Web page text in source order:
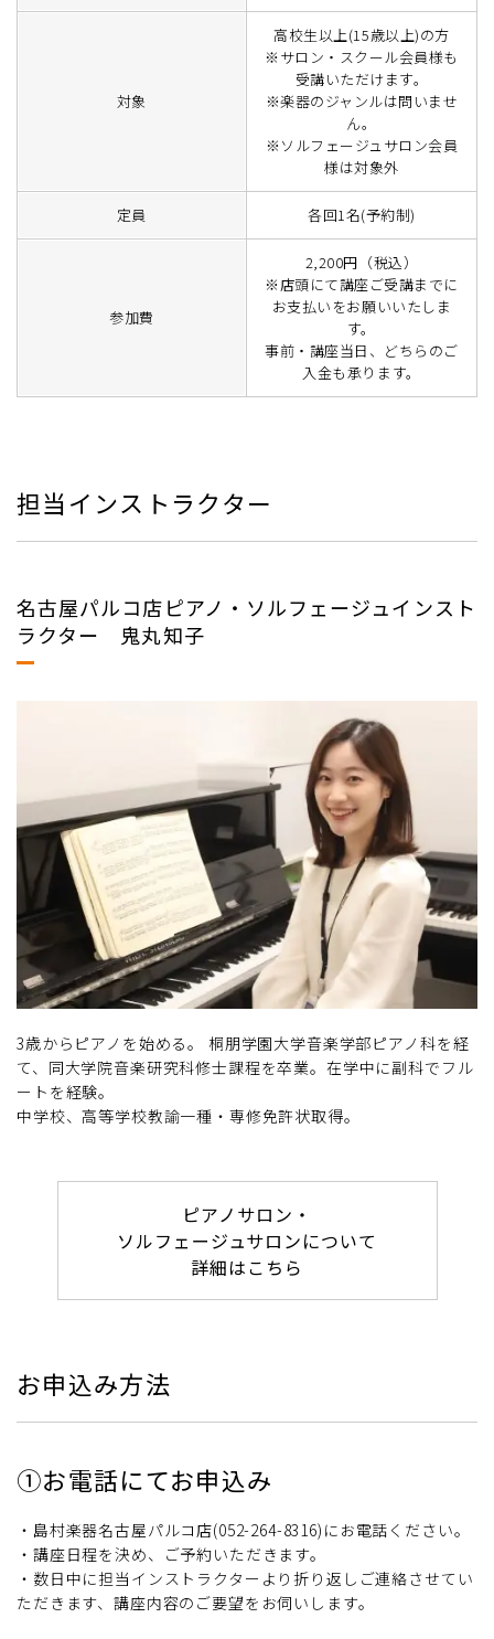
対象
高校生以上(15歳以上)の方
※サロン・スクール会員様も
受講いただけます。
※楽器のジャンルは問いませ
ん。
※ソルフェージュサロン会員
様は対象外
定員 各回1名(予約制)
参加費
2,200円（税込）
※店頭にて講座ご受講までに
お支払いをお願いいたしま
す。
事前・講座当日、どちらのご
入金も承ります。
担当インストラクター
名古屋パルコ店ピアノ・ソルフェージュインスト
ラクター 鬼丸知子
3歳からピアノを始める。 桐朋学園大学音楽学部ピアノ科を経
て、同大学院音楽研究科修士課程を卒業。在学中に副科でフル
ートを経験。
中学校、高等学校教諭一種・専修免許状取得。
ピアノサロン・
ソルフェージュサロンについて
詳細はこちら
お申込み方法
①お電話にてお申込み
・島村楽器名古屋パルコ店(052-264-8316)にお電話ください。
・講座日程を決め、ご予約いただきます。
・数日中に担当インストラクターより折り返しご連絡させてい
ただきます、講座内容のご要望をお伺いします。